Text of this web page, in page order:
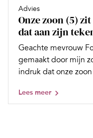
Advies
Onze zoon (5)
dat aan zijn
Geachte mevrouw
gemaakt door mijn
indruk dat onze zoon
Lees meer